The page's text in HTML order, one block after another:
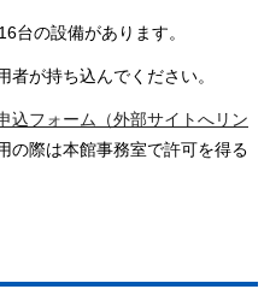
台の設備があります。
が持ち込んでください。
込フォーム（外部サイトへリン
の際は本館事務室で許可を得る